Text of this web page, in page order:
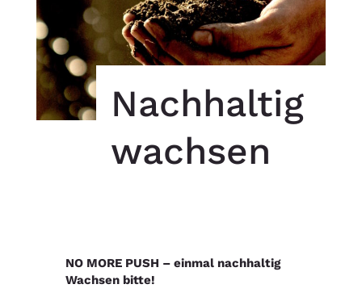
Nachhaltig
wachsen
NO MORE PUSH – einmal nachhaltig
Wachsen bitte!